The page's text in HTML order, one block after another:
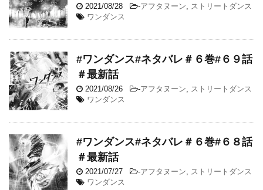
2021/08/28 -アフタヌーン, ストリートダンス
ワンダンス
#ワンダンス#ネタバレ＃６巻#６９話
＃最新話
2021/08/26 -アフタヌーン, ストリートダンス
ワンダンス
#ワンダンス#ネタバレ＃６巻#６８話
＃最新話
2021/07/27 -アフタヌーン, ストリートダンス
ワンダンス